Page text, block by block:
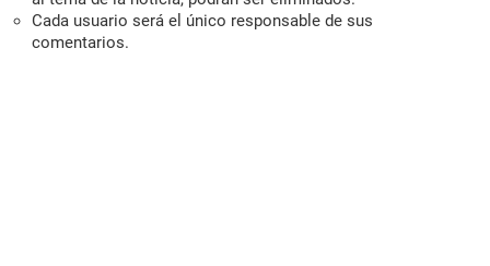
Cada usuario será el único responsable de sus
comentarios.